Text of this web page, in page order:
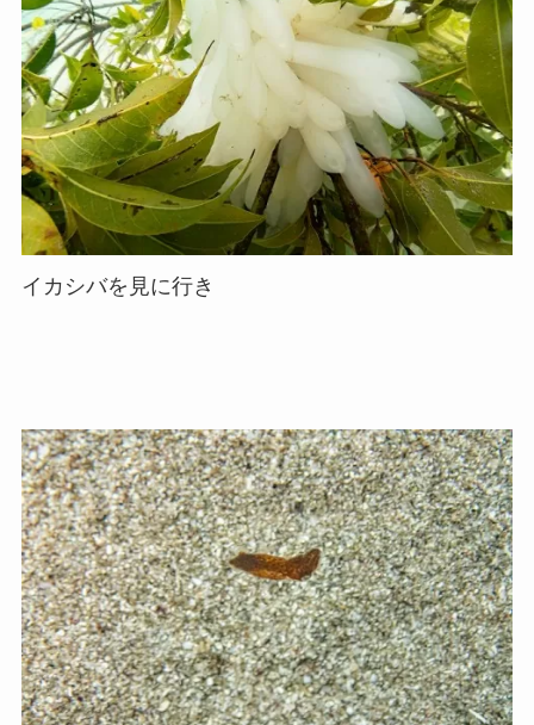
イカシバを見に行き